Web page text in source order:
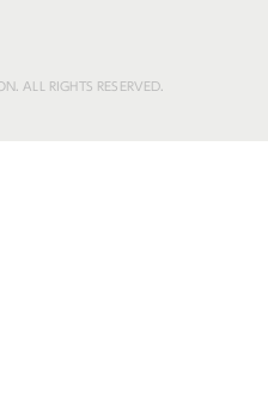
ALL RIGHTS RESERVED.